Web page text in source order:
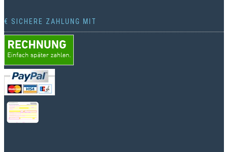
€ SICHERE ZAHLUNG MIT